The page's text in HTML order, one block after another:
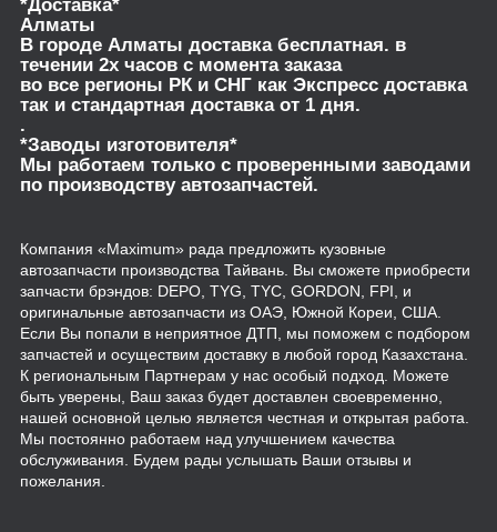
*Доставка*
Алматы
В городе Алматы доставка бесплатная. в
течении 2х часов с момента заказа
во все регионы РК и СНГ как Экспресс доставка
так и стандартная доставка от 1 дня.
.
*Заводы изготовителя*
Мы работаем только с проверенными заводами
по производству автозапчастей.
Компания «Maximum» рада предложить кузовные
автозапчасти производства Тайвань. Вы сможете приобрести
запчасти брэндов: DEPO, TYG, TYC, GORDON, FPI, и
оригинальные автозапчасти из ОАЭ, Южной Кореи, США.
Если Вы попали в неприятное ДТП, мы поможем с подбором
запчастей и осуществим доставку в любой город Казахстана.
К региональным Партнерам у нас особый подход. Можете
быть уверены, Ваш заказ будет доставлен своевременно,
нашей основной целью является честная и открытая работа.
Мы постоянно работаем над улучшением качества
обслуживания. Будем рады услышать Ваши отзывы и
пожелания.